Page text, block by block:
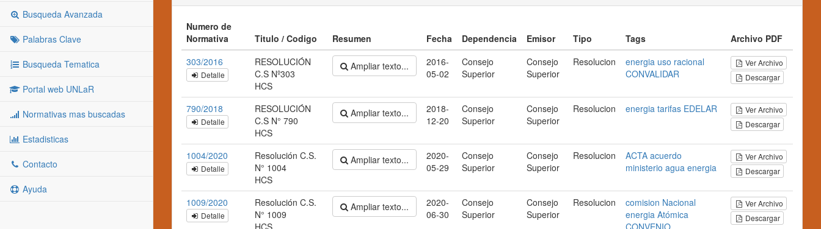
Busqueda Avanzada
Palabras Clave
Busqueda Tematica
Portal web UNLaR
Normativas mas buscadas
Estadisticas
Contacto
Ayuda
Numero de
Normativa
Titulo / Codigo Resumen Fecha Dependencia Emisor Tipo Tags
Archivo PDF
303/2016
Detalle
RESOLUCIÓN
C.S Nº303
HCS
Ampliar texto...
2016-
05-02
Consejo
Superior
Consejo
Superior
Resolucion energia uso racional
CONVALIDAR
Ver Archivo
Descargar
790/2018
Detalle
RESOLUCIÓN
C.S N° 790
HCS
Ampliar texto...
2018-
12-20
Consejo
Superior
Consejo
Superior
Resolucion energia tarifas EDELAR
Ver Archivo
Descargar
1004/2020
Detalle
Resolución C.S.
N° 1004
HCS
Ampliar texto...
2020-
05-29
Consejo
Superior
Consejo
Superior
Resolucion ACTA acuerdo
ministerio agua energia
Ver Archivo
Descargar
1009/2020
Detalle
Resolución C.S.
N° 1009
HCS
Ampliar texto...
2020-
06-30
Consejo
Superior
Consejo
Superior
Resolucion comision Nacional
energia Atómica
CONVENIO
Ver Archivo
Descargar